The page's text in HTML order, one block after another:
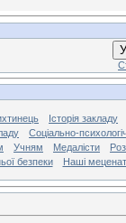
Історія закладу
Соціально-
Учням Медалісти
безпеки
Наші